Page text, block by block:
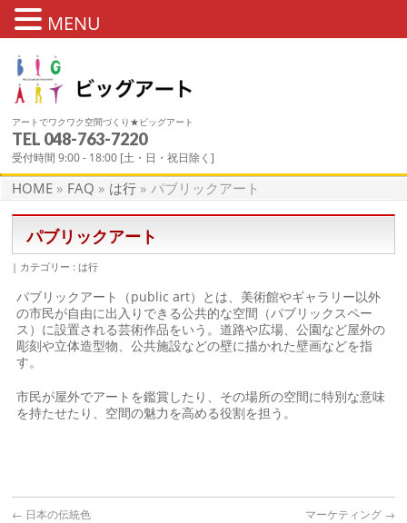
アートでワクワク空間づくり★ビッグアート
TEL 048-763-7220
受付時間 9:00 - 18:00 [土・日・祝日除く]
FAQ
HOME » FAQ » は行 » パブリックアート
パブリックアート
カテゴリー :は行
パブリックアート（public art）とは、美術館やギャラリー以外
の市民が自由に出入りできる公共的な空間（パブリックスペー
ス）に設置される芸術作品をいう。道路や広場、公園など屋外の
彫刻や立体造型物、公共施設などの壁に描かれた壁画などを指
す。
市民が屋外でアートを鑑賞したり、その場所の空間に特別な意味
を持たせたり、空間の魅力を高める役割を担う。
← 日本の伝統色 マーケティング →
MENU